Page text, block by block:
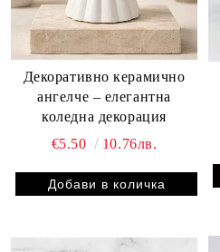
Декоративно керамично
ангелче – елегантна
коледна декорация
€5.50
10.76лв.